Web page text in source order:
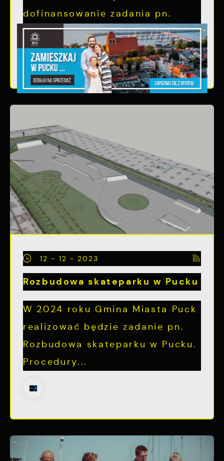
dofinansowanie zadania pn.
Przebudowa...
12 - 12 - 2023
Rozbudowa skateparku w Pucku
W 2024 roku Gmina Miasta Puck
realizować będzie zadanie pn.
Rozbudowa skateparku w Pucku.
Procedury...